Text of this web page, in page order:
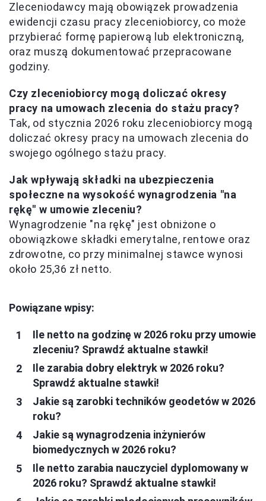
Zleceniodawcy mają obowiązek prowadzenia
ewidencji czasu pracy zleceniobiorcy, co może
przybierać formę papierową lub elektroniczną,
oraz muszą dokumentować przepracowane
godziny.
Czy zleceniobiorcy mogą doliczać okresy
pracy na umowach zlecenia do stażu pracy?
Tak, od stycznia 2026 roku zleceniobiorcy mogą
doliczać okresy pracy na umowach zlecenia do
swojego ogólnego stażu pracy.
Jak wpływają składki na ubezpieczenia
społeczne na wysokość wynagrodzenia "na
rękę" w umowie zleceniu?
Wynagrodzenie "na rękę" jest obniżone o
obowiązkowe składki emerytalne, rentowe oraz
zdrowotne, co przy minimalnej stawce wynosi
około 25,36 zł netto.
Powiązane wpisy:
Ile netto na godzinę w 2026 roku przy umowie
zleceniu? Sprawdź aktualne stawki!
Ile zarabia dobry elektryk w 2026 roku?
Sprawdź aktualne stawki!
Jakie są zarobki techników geodetów w 2026
roku?
Jakie są wynagrodzenia inżynierów
biomedycznych w 2026 roku?
Ile netto zarabia nauczyciel dyplomowany w
2026 roku? Sprawdź aktualne stawki!